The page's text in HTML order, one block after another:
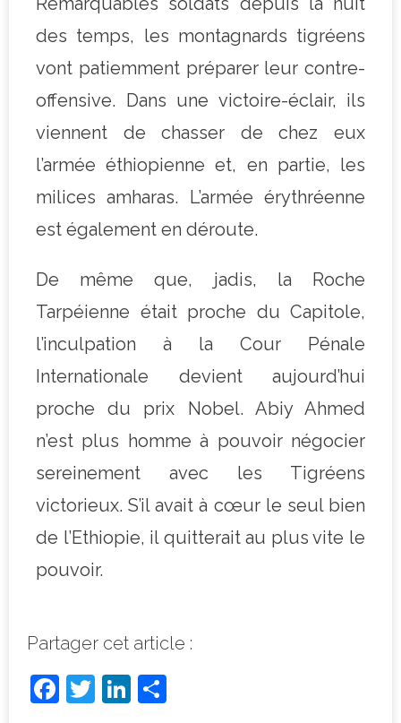
des temps, les montagnards tigréens
vont patiemment préparer leur contre-
offensive. Dans une victoire-éclair, ils
viennent de chasser de chez eux
l’armée éthiopienne et, en partie, les
milices amharas. L’armée érythréenne
est également en déroute.
De même que, jadis, la Roche
Tarpéienne était proche du Capitole,
l’inculpation à la Cour Pénale
Internationale devient aujourd’hui
proche du prix Nobel. Abiy Ahmed
n’est plus homme à pouvoir négocier
sereinement avec les Tigréens
victorieux. S’il avait à cœur le seul bien
de l’Ethiopie, il quitterait au plus vite le
pouvoir.
Partager cet article :
F
T
Li